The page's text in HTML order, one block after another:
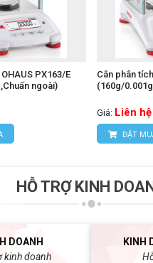
PX163/E
ngoài)
Cân phân
(160g/
Giá: Liên hệ
ĐẶT
HỖ TRỢ KINH
DOANH
kinh doanh
KINH